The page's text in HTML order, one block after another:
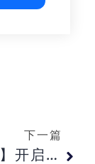
下一篇
【旗舰版】开启审核功能，如何操作?